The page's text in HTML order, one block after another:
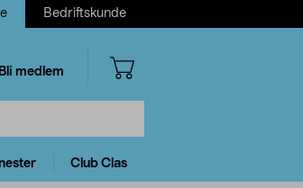
Bedriftskunde
medlem
Club Clas